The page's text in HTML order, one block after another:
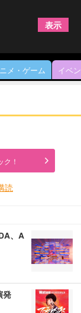
メ・ゲーム イベ
！
読
、A
発
表示